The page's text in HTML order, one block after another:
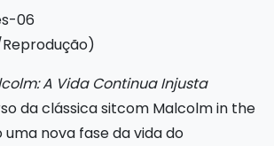
A Vida Continua Injusta
da clássica sitcom Malcolm in the
uma nova fase da vida do